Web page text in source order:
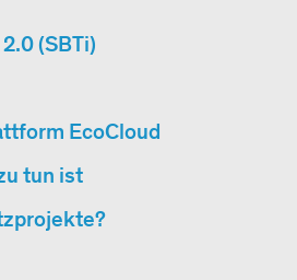
(SBTi)
EcoCloud
tun ist